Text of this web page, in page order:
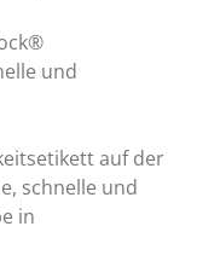
und
auf der
schnelle und
in